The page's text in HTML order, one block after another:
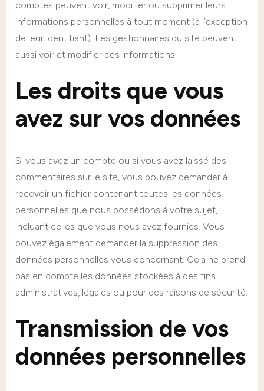
comptes peuvent voir, modifier ou supprimer leurs
informations personnelles à tout moment (à l’exception
de leur identifiant). Les gestionnaires du site peuvent
aussi voir et modifier ces informations.
Les droits que vous
avez sur vos données
Si vous avez un compte ou si vous avez laissé des
commentaires sur le site, vous pouvez demander à
recevoir un fichier contenant toutes les données
personnelles que nous possédons à votre sujet,
incluant celles que vous nous avez fournies. Vous
pouvez également demander la suppression des
données personnelles vous concernant. Cela ne prend
pas en compte les données stockées à des fins
administratives, légales ou pour des raisons de sécurité.
Transmission de vos
données personnelles